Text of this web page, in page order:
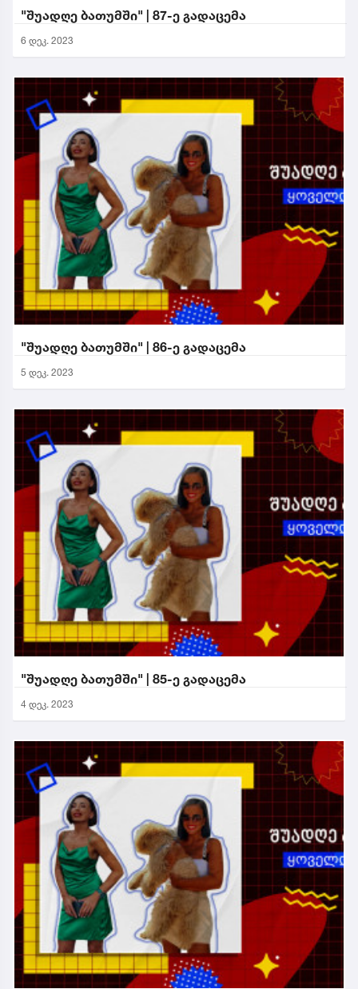
"შუადღე ბათუმში" | 87-ე გადაცემა
6 დეკ. 2023
"შუადღე ბათუმში" | 86-ე გადაცემა
5 დეკ. 2023
"შუადღე ბათუმში" | 85-ე გადაცემა
4 დეკ. 2023